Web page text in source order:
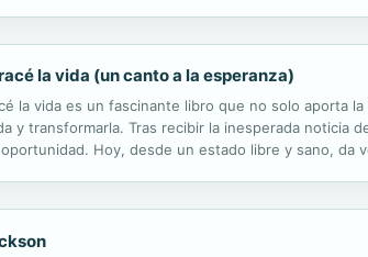
la vida (un canto a la esperanza)
la vida es un fascinante libro que no solo aporta
y transformarla. Tras recibir la inesperada noticia
Hoy, desde un estado libre y sano, da